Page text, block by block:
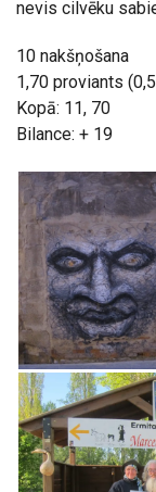
nevis cilvēku
10 nakšņošana
1,70 proviants
Kopā: 11, 70
Bilance: + 19